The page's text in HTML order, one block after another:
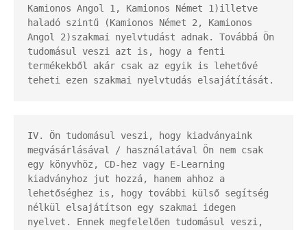
Kamionos Angol 1, Kamionos Német 1)illetve
haladó szintű (Kamionos Német 2, Kamionos
Angol 2)szakmai nyelvtudást adnak. Továbbá Ön
tudomásul veszi azt is, hogy a fenti
termékekből akár csak az egyik is lehetővé
teheti ezen szakmai nyelvtudás elsajátítását.
IV. Ön tudomásul veszi, hogy kiadványaink
megvásárlásával / használatával Ön nem csak
egy könyvhöz, CD-hez vagy E-Learning
kiadványhoz jut hozzá, hanem ahhoz a
lehetőséghez is, hogy további külső segítség
nélkül elsajátítson egy szakmai idegen
nyelvet. Ennek megfelelően tudomásul veszi,